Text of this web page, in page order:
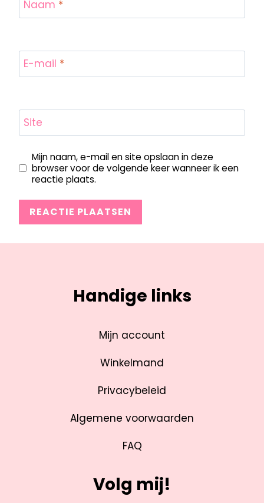
Naam *
E-mail *
Site
Mijn naam, e-mail en site opslaan in deze
browser voor de volgende keer wanneer ik een
reactie plaats.
Handige links
Mijn account
Winkelmand
Privacybeleid
Algemene voorwaarden
FAQ
Volg mij!